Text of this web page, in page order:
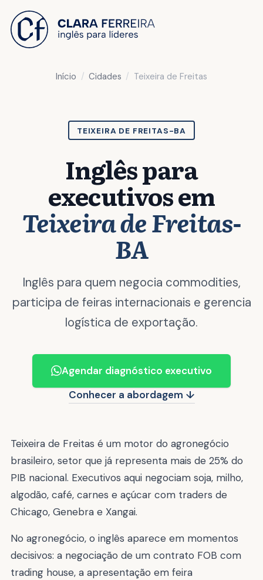
Início Cidades Teixeira de Freitas
TEIXEIRA DE FREITAS-BA
Inglês para
executivos em
Teixeira de Freitas-
BA
Inglês para quem negocia commodities,
participa de feiras internacionais e gerencia
logística de exportação.
Agendar diagnóstico executivo
Conhecer a abordagem ↓
Teixeira de Freitas é um motor do agronegócio
brasileiro, setor que já representa mais de 25% do
PIB nacional. Executivos aqui negociam soja, milho,
algodão, café, carnes e açúcar com traders de
Chicago, Genebra e Xangai.
No agronegócio, o inglês aparece em momentos
decisivos: a negociação de um contrato FOB com
trading house, a apresentação em feira